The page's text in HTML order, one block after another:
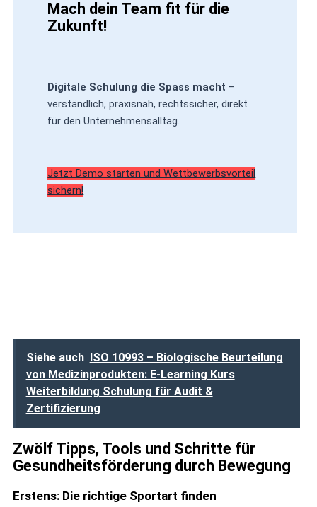
Mach dein Team fit für die
Zukunft!
Digitale Schulung die Spass macht –
verständlich, praxisnah, rechtssicher, direkt
für den Unternehmensalltag.
Jetzt Demo starten und Wettbewerbsvorteil
sichern!
Siehe auch
ISO 10993 – Biologische Beurteilung
von Medizinprodukten: E-Learning Kurs
Weiterbildung Schulung für Audit &
Zertifizierung
Zwölf Tipps, Tools und Schritte für
Gesundheitsförderung durch Bewegung
Erstens: Die richtige Sportart finden